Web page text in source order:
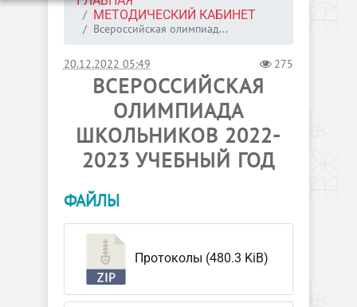
МЕТОДИЧЕСКИЙ КАБИНЕТ
Всероссийская олимпиад...
20.12.2022 05:49 275
ВСЕРОССИЙСКАЯ
ОЛИМПИАДА
ШКОЛЬНИКОВ 2022-
2023 УЧЕБНЫЙ ГОД
ФАЙЛЫ
Протоколы (480.3 KiB)